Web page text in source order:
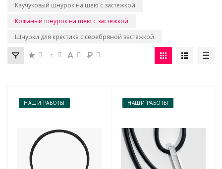
Каучуковый шнурок на шею с застежкой
Кожаный шнурок на шею с застежкой
Шнурки для крестика с серебряной застежкой
НАШИ РАБОТЫ НАШИ РАБОТЫ